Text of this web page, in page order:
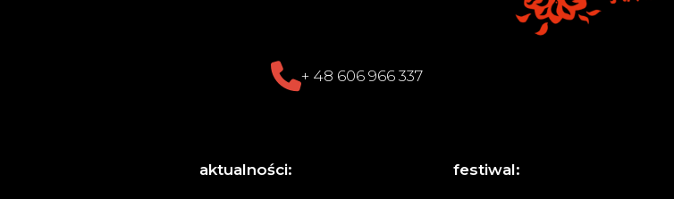
+ 48 606 966 337
aktualności: festiwal: